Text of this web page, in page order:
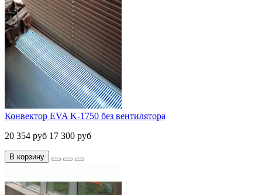
Конвектор EVA K-1750 без вентилятора
20 354 руб 17 300 руб
В корзину